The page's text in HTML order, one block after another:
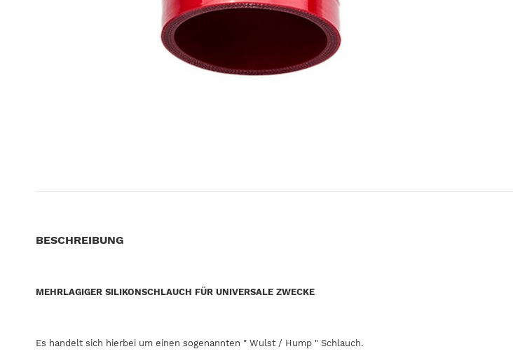
BESCHREIBUNG
MEHRLAGIGER SILIKONSCHLAUCH FÜR UNIVERSALE ZWECKE
Es handelt sich hierbei um einen sogenannten " Wulst / Hump " Schlauch.